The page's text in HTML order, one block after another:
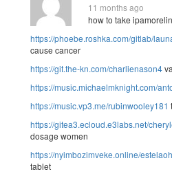
11 months ago
how to take
https://phoebe.roshka.com/gitlab/
cause cancer
https://git.the-kn.com/charlienason4
https://music.michaelmknight.com/
https://music.vp3.me/rubinwooley181
https://gitea3.ecloud.e3labs.net/
dosage women
https://nyimbozimveke.online/
tablet